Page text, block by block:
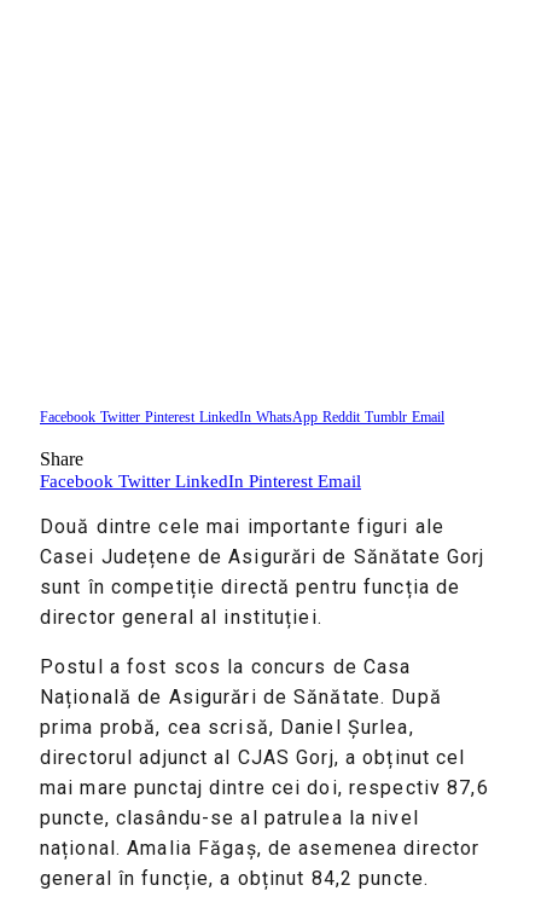
Facebook Twitter Pinterest LinkedIn WhatsApp Reddit Tumblr Email
Share
Facebook Twitter LinkedIn Pinterest Email
Două dintre cele mai importante figuri ale
Casei Județene de Asigurări de Sănătate Gorj
sunt în competiție directă pentru funcția de
director general al instituției.
Postul a fost scos la concurs de Casa
Națională de Asigurări de Sănătate. După
prima probă, cea scrisă, Daniel Șurlea,
directorul adjunct al CJAS Gorj, a obținut cel
mai mare punctaj dintre cei doi, respectiv 87,6
puncte, clasându-se al patrulea la nivel
național. Amalia Făgaș, de asemenea director
general în funcție, a obținut 84,2 puncte.